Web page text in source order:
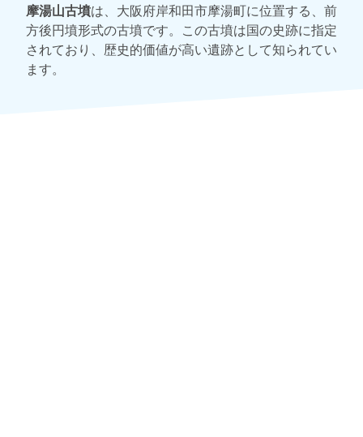
摩湯山古墳は、大阪府岸和田市摩湯町に位置する、前
方後円墳形式の古墳です。この古墳は国の史跡に指定
されており、歴史的価値が高い遺跡として知られてい
ます。